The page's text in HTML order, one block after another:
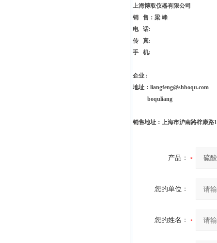
上海博取仪器有限公司
销 售：梁 峰
电 话:
传 真:
手 机:
企业 :
地址：liangfeng@shboqu.com
boquliang
销售地址：上海市沪南路梓康路
产品：
您的单位：
您的姓名：